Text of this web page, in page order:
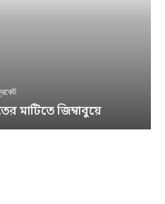
মাটিতে জিম্বাবুয়ে